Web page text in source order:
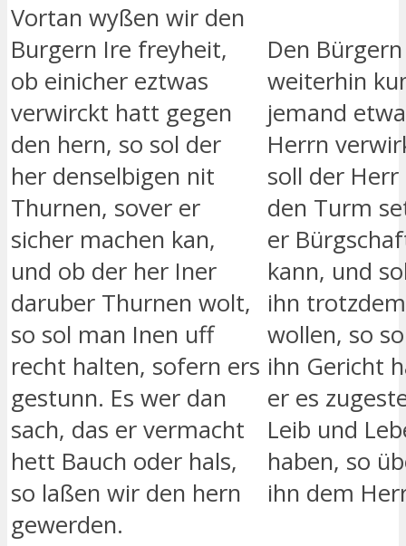
Vortan wyßen wir den
Burgern Ire freyheit,
ob einicher eztwas
verwirckt hatt gegen
den hern, so sol der
her denselbigen nit
Thurnen, sover er
sicher machen kan,
und ob der her Iner
daruber Thurnen wolt,
so sol man Inen uff
recht halten, sofern ers
gestunn. Es wer dan
sach, das er vermacht
hett Bauch oder hals,
so laßen wir den hern
gewerden.
Den
weiterhin
jemand
Herrn
soll der
den Turm
er
kann, und
ihn
wollen, so
ihn Gericht
er es
Leib und
haben, so
ihn dem